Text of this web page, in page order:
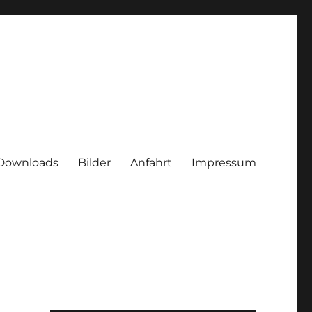
Bilder Anfahrt Impressum